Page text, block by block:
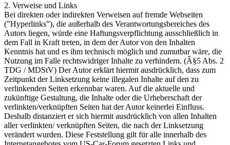
2. Verweise und Links
Bei direkten oder indirekten Verweisen auf fremde Webseiten
(”Hyperlinks”), die außerhalb des Verantwortungsbereiches des
Autors liegen, würde eine Haftungsverpflichtung ausschließlich in
dem Fall in Kraft treten, in dem der Autor von den Inhalten
Kenntnis hat und es ihm technisch möglich und zumutbar wäre, die
Nutzung im Falle rechtswidriger Inhalte zu verhindern. (Â§5 Abs. 2
TDG / MDStV) Der Autor erklärt hiermit ausdrücklich, dass zum
Zeitpunkt der Linksetzung keine illegalen Inhalte auf den zu
verlinkenden Seiten erkennbar waren. Auf die aktuelle und
zukünftige Gestaltung, die Inhalte oder die Urheberschaft der
verlinkten/verknüpften Seiten hat der Autor keinerlei Einfluss.
Deshalb distanziert er sich hiermit ausdrücklich von allen Inhalten
aller verlinkten/ verknüpften Seiten, die nach der Linksetzung
verändert wurden. Diese Feststellung gilt für alle innerhalb des